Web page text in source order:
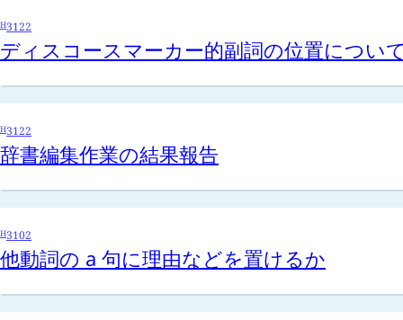
H3122
ディスコースマーカー的副詞の位置につい
H3122
辞書編集作業の結果報告
H3102
他動詞の a 句に理由などを置けるか